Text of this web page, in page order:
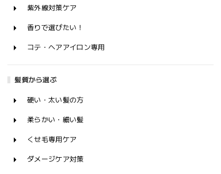
紫外線対策ケア
香りで選びたい！
コテ・ヘアアイロン専用
髪質から選ぶ
硬い・太い髪の方
柔らかい・細い髪
くせ毛専用ケア
ダメージケア対策